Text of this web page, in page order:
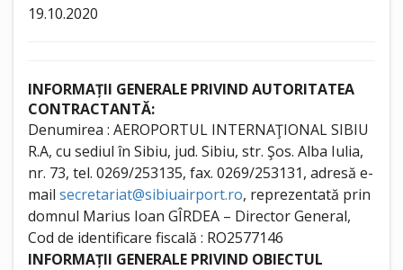
19.10.2020
INFORMAȚII GENERALE PRIVIND AUTORITATEA
CONTRACTANTĂ:
Denumirea : AEROPORTUL INTERNAŢIONAL SIBIU
R.A, cu sediul în Sibiu, jud. Sibiu, str. Şos. Alba Iulia,
nr. 73, tel. 0269/253135, fax. 0269/253131, adresă e-
mail secretariat@sibiuairport.ro, reprezentată prin
domnul Marius Ioan GÎRDEA – Director General,
Cod de identificare fiscală : RO2577146
INFORMAȚII GENERALE PRIVIND OBIECTUL